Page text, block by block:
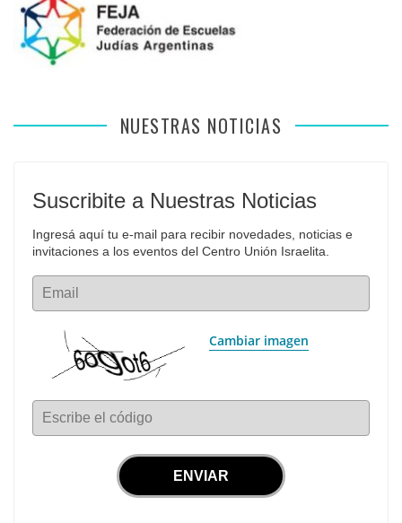
NUESTRAS NOTICIAS
Suscribite a Nuestras Noticias
Ingresá aquí tu e-mail para recibir novedades, noticias e
invitaciones a los eventos del Centro Unión Israelita.
Email
Cambiar imagen
Escribe el código